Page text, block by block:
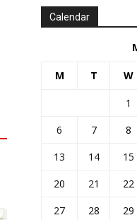
Calendar
M T W
1
6
7 8
13
14 15
20
21 22
27
28 29